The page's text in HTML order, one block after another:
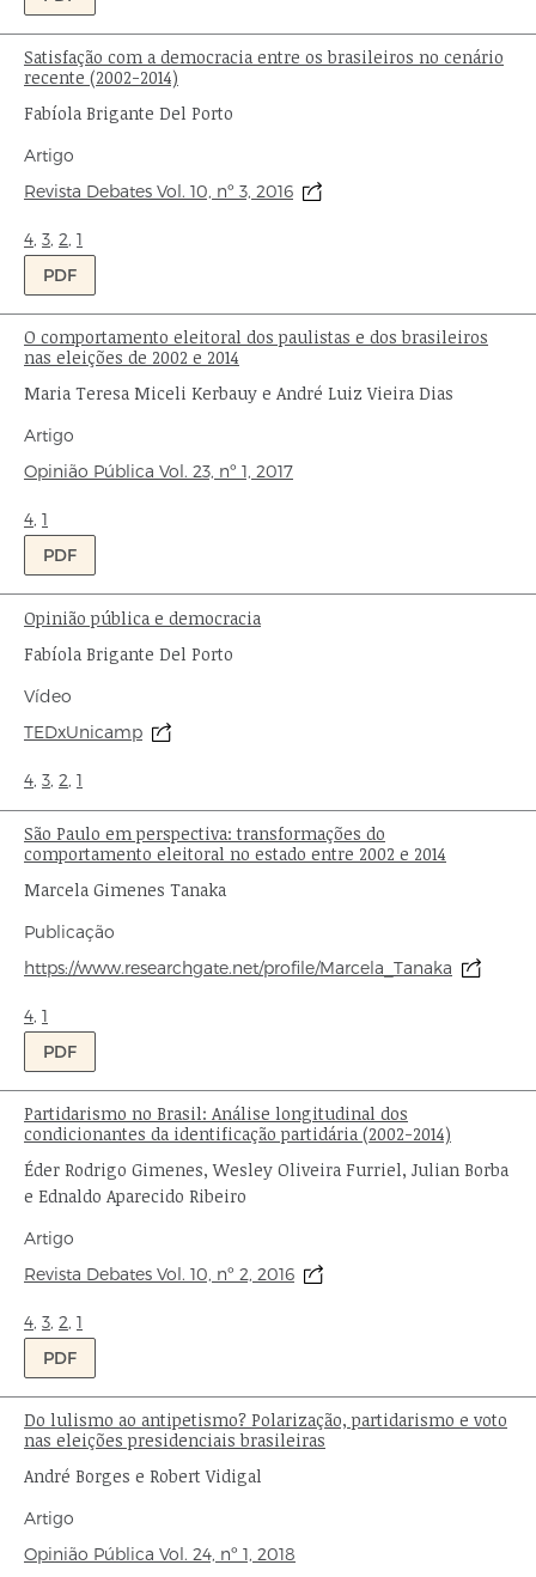
Título:
Satisfação com a democracia entre os brasileiros no cenário
recente (2002-2014)
Autor:
Fabíola Brigante Del Porto
Tipo
publicação:
Artigo
Origem:
Revista Debates Vol. 10, nº 3, 2016
Ondas:
4, 3, 2, 1
PDF
Título:
O comportamento eleitoral dos paulistas e dos brasileiros
nas eleições de 2002 e 2014
Autores:
Maria Teresa Miceli Kerbauy e André Luiz Vieira Dias
Tipo
publicação:
Artigo
Origem:
Opinião Pública Vol. 23, nº 1, 2017
Ondas:
4, 1
PDF
Título:
Opinião pública e democracia
Autor:
Fabíola Brigante Del Porto
Tipo
publicação:
Vídeo
Origem:
TEDxUnicamp
Ondas:
4, 3, 2, 1
Título:
São Paulo em perspectiva: transformações do
comportamento eleitoral no estado entre 2002 e 2014
Autor:
Marcela Gimenes Tanaka
Tipo
publicação:
Publicação
Origem:
https://www.researchgate.net/profile/Marcela_Tanaka
Ondas:
4, 1
PDF
Título:
Partidarismo no Brasil: Análise longitudinal dos
condicionantes da identificação partidária (2002-2014)
Autor:
Éder Rodrigo Gimenes, Wesley Oliveira Furriel, Julian Borba
e Ednaldo Aparecido Ribeiro
Tipo
publicação:
Artigo
Origem:
Revista Debates Vol. 10, nº 2, 2016
Ondas:
4, 3, 2, 1
PDF
Título:
Do lulismo ao antipetismo? Polarização, partidarismo e voto
nas eleições presidenciais brasileiras
Autores:
André Borges e Robert Vidigal
Tipo
publicação:
Artigo
Origem:
Opinião Pública Vol. 24, nº 1, 2018